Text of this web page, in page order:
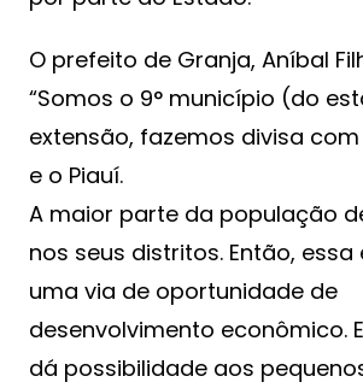
O prefeito de Granja, Aníbal
“Somos o 9° município (do
extensão, fazemos divisa com
e o Piauí.
A maior parte da população
nos seus distritos. Então,
uma via de oportunidade de
desenvolvimento econômico.
dá possibilidade aos